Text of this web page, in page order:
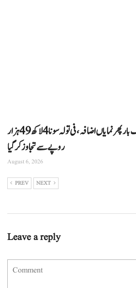
سونے کی قیمت میں ایک بار پھر نمایاں اضافہ، فی تولہ سونا 4 لاکھ 49 ہزار
روپے سے تجاوز کرگیا
August 6, 2026
PREV NEXT
Leave a reply